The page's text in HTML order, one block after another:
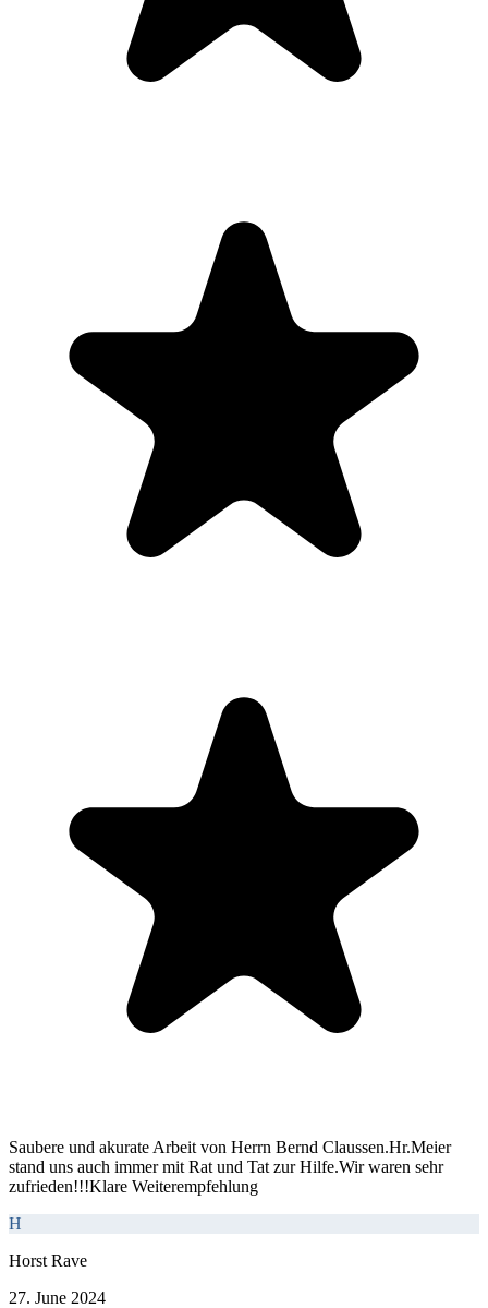
Saubere und akurate Arbeit von Herrn Bernd Claussen.Hr.Meier
stand uns auch immer mit Rat und Tat zur Hilfe.Wir waren sehr
zufrieden!!!Klare Weiterempfehlung
H
Horst Rave
27. June 2024